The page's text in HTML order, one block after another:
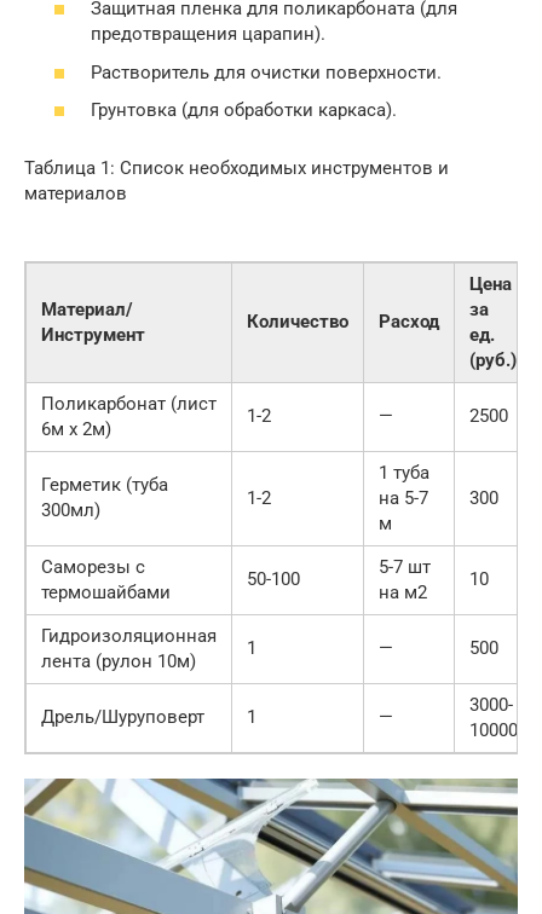
Защитная пленка для поликарбоната (для
предотвращения царапин).
Растворитель для очистки поверхности.
Грунтовка (для обработки каркаса).
Таблица 1: Список необходимых инструментов и
материалов
Материал/
Инструмент
Количество Расход
Цена
за
ед.
(руб.)
Поликарбонат (лист
6м x 2м)
1-2 — 2500
Герметик (туба
300мл)
1-2
1 туба
на 5-7
м
300
Саморезы с
термошайбами
50-100
5-7 шт
на м2
10
Гидроизоляционная
лента (рулон 10м)
1 — 500
Дрель/Шуруповерт 1 —
3000-
10000